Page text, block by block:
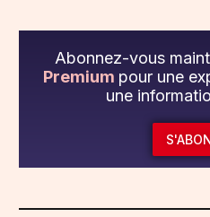
Abonnez-vous
Premium pour une
une